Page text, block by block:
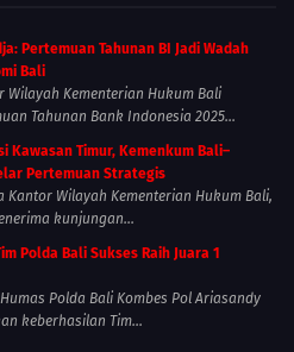
Pertemuan Tahunan BI Jadi Wadah
Bali
Wilayah Kementerian Hukum Bali
Tahunan Bank Indonesia 2025...
Kawasan Timur, Kemenkum Bali–
Pertemuan Strategis
Kantor Wilayah Kementerian Hukum Bali,
kunjungan...
Polda Bali Sukses Raih Juara 1
Polda Bali Kombes Pol Ariasandy
keberhasilan Tim...